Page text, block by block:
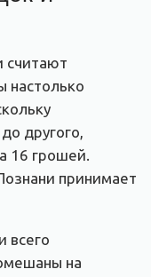
считают
настолько
другого,
16 грошей.
принимает
всего
на